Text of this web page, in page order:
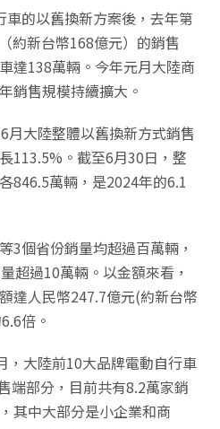
的以舊換新方案後，去年第
約新台幣168億元）的銷售
達138萬輛。今年元月大陸商
銷售規模持續擴大。
月大陸整體以舊換新方式銷售
113.5%。截至6月30日，整
846.5萬輛，是2024年的6.1
3個省份銷量均超過百萬輛，
超過10萬輛。以金額來看，
達人民幣247.7億元(約新台幣
倍。
，大陸前10大品牌電動自行車
端部分，目前共有8.2萬家銷
其中大部分是小企業和商